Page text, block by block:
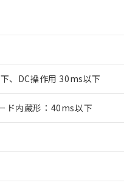
、DC操作用 30ms以下
ド内蔵形：40ms以下